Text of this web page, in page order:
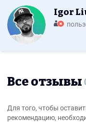
Igor
Все отзывы
Для того, чтобы
рекомендацию,